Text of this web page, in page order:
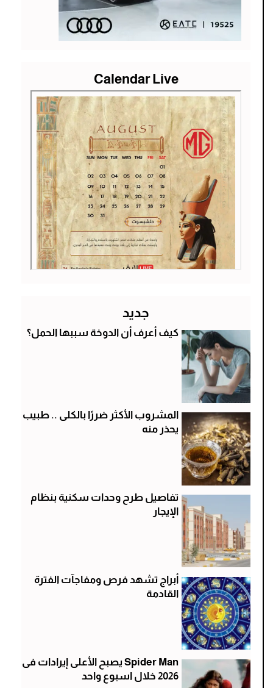
Calendar Live
جديد
كيف أعرف أن الدوخة سببها الحمل؟
المشروب الأكثر ضررًا بالكلى .. طبيب
يحذر منه
تفاصيل طرح وحدات سكنية بنظام
الإيجار
أبراج تشهد فرص ومفاجآت الفترة
القادمة
Spider Man يصبح الأعلى إيرادات فى
2026 خلال اسبوع واحد